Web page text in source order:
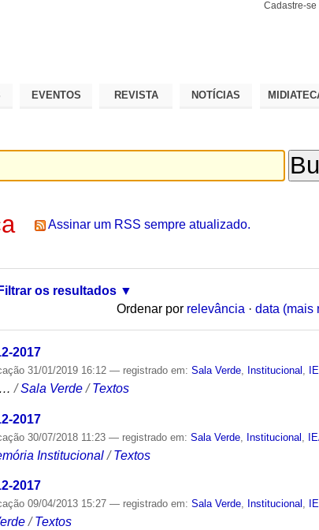
Cadastre-se
EVENTOS REVISTA NOTÍCIAS
Assinar um RSS sempre atualizado.
Filtrar os resultados
Ordenar por relevância · data (mais
2017
31/01/2019 16:12— registrado em:Sala Verde Institucional
…/Sala Verde /Textos
2017
30/07/2018 11:23— registrado em:Sala Verde Institucional
Institucional /Textos
2017
09/04/2013 15:27— registrado em:Sala Verde, Institucional ,
/Textos